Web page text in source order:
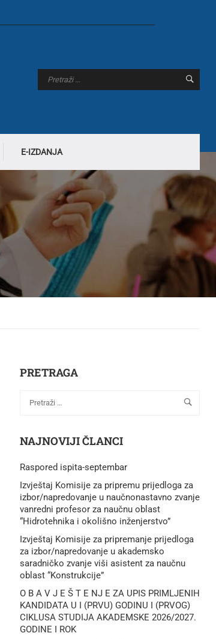
E-IZDANJA
PRETRAGA
NAJNOVIJI ČLANCI
Raspored ispita-septembar
Izvještaj Komisije za pripremu prijedloga za
izbor/napredovanje u naučnonastavno zvanje
vanredni profesor za naučnu oblast
“Hidrotehnika i okolišno inženjerstvo”
Izvještaj Komisije za pripremanje prijedloga
za izbor/napredovanje u akademsko
saradničko zvanje viši asistent za naučnu
oblast “Konstrukcije”
O B A V J E Š T E NJ E ZA UPIS PRIMLJENIH
KANDIDATA U I (PRVU) GODINU I (PRVOG)
CIKLUSA STUDIJA AKADEMSKE 2026/2027.
GODINE I ROK